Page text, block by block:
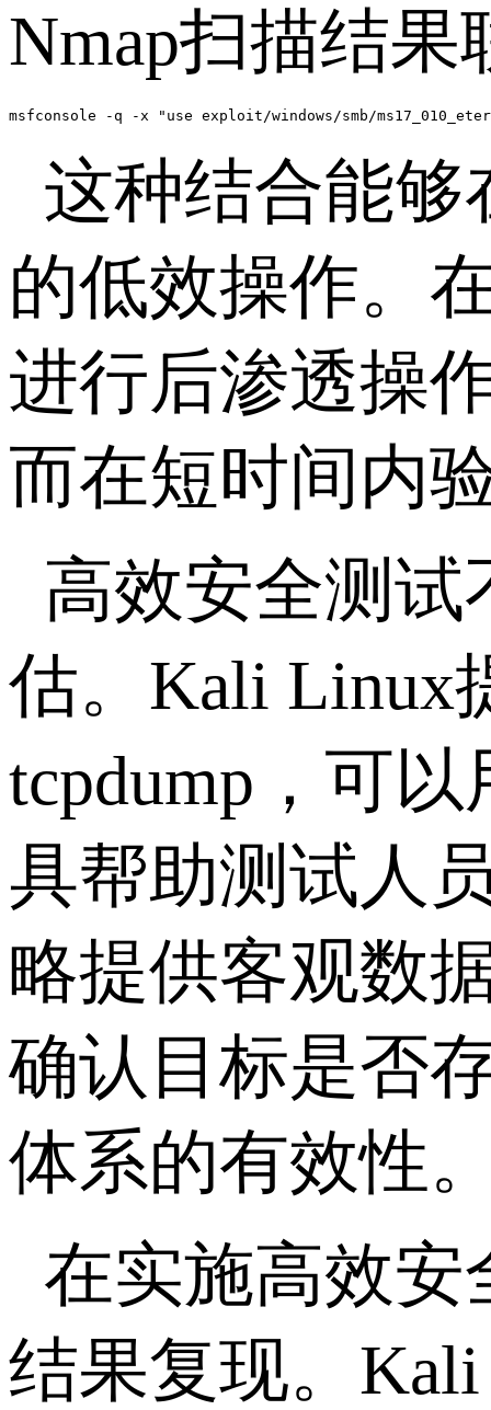
Nmap扫描结果
msfconsole -q -x "use exploit/windows/smb/
这种结合能够
的低效操作。
进行后渗透操
而在短时间内
高效安全测
估。 Kali Linux
tcpdump ，可
具帮助测试人
略提供客观数
确认目标是否
体系的有效性
在实施高效安
结果复现。